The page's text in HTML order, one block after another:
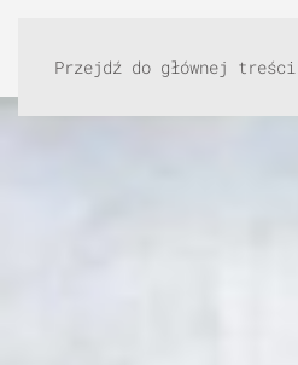
Przejdź do głównej treści